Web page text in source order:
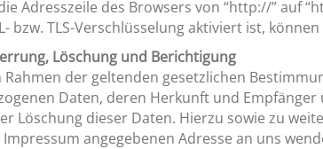
Adresszeile des Browsers von “http://” auf
bzw. TLS-Verschlüsselung aktiviert ist,
Löschung und Berichtigung
Rahmen der geltenden gesetzlichen
Daten, deren Herkunft und
Löschung dieser Daten. Hierzu sowie zu
angegebenen Adresse an uns